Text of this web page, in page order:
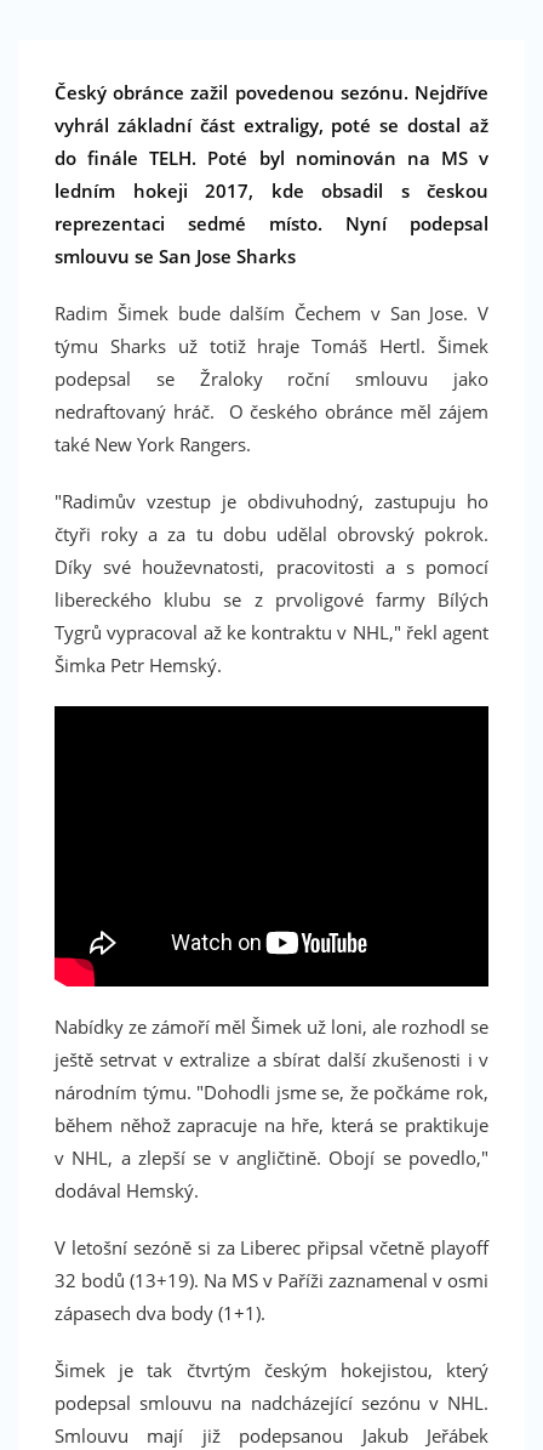
Český obránce zažil povedenou sezónu. Nejdříve
vyhrál základní část extraligy, poté se dostal až
do finále TELH. Poté byl nominován na MS v
ledním hokeji 2017, kde obsadil s českou
reprezentaci sedmé místo. Nyní podepsal
smlouvu se San Jose Sharks
Radim Šimek bude dalším Čechem v San Jose. V
týmu Sharks už totiž hraje Tomáš Hertl. Šimek
podepsal se Žraloky roční smlouvu jako
nedraftovaný hráč. O českého obránce měl zájem
také New York Rangers.
"Radimův vzestup je obdivuhodný, zastupuju ho
čtyři roky a za tu dobu udělal obrovský pokrok.
Díky své houževnatosti, pracovitosti a s pomocí
libereckého klubu se z prvoligové farmy Bílých
Tygrů vypracoval až ke kontraktu v NHL," řekl agent
Šimka Petr Hemský.
Nabídky ze zámoří měl Šimek už loni, ale rozhodl se
ještě setrvat v extralize a sbírat další zkušenosti i v
národním týmu. "Dohodli jsme se, že počkáme rok,
během něhož zapracuje na hře, která se praktikuje
v NHL, a zlepší se v angličtině. Obojí se povedlo,"
dodával Hemský.
V letošní sezóně si za Liberec připsal včetně playoff
32 bodů (13+19). Na MS v Paříži zaznamenal v osmi
zápasech dva body (1+1).
Šimek je tak čtvrtým českým hokejistou, který
podepsal smlouvu na nadcházející sezónu v NHL.
Smlouvu mají již podepsanou Jakub Jeřábek
Facebook
Máte rádi sport? Líbí se Vám náš magazín? Podpořte
nás i na Facebooku. Dejte nám like! Děkujeme